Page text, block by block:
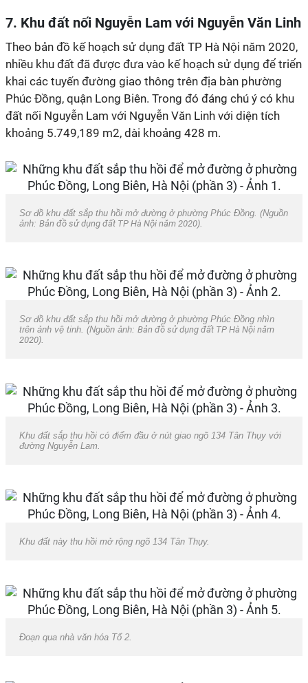
7. Khu đất nối Nguyễn Lam với Nguyễn Văn Linh
Theo bản đồ kế hoạch sử dụng đất TP Hà Nội năm 2020,
nhiều khu đất đã được đưa vào kế hoạch sử dụng để triển
khai các tuyến đường giao thông trên địa bàn phường
Phúc Đồng, quận Long Biên. Trong đó đáng chú ý có khu
đất nối Nguyễn Lam với Nguyễn Văn Linh với diện tích
khoảng 5.749,189 m2, dài khoảng 428 m.
Sơ đồ khu đất sắp thu hồi mở đường ở phường Phúc Đồng. (Nguồn
ảnh: Bản đồ sử dụng đất TP Hà Nội năm 2020).
Sơ đồ khu đất sắp thu hồi mở đường ở phường Phúc Đồng nhìn
trên ảnh vệ tinh. (Nguồn ảnh: Bản đồ sử dụng đất TP Hà Nội năm
2020).
Khu đất sắp thu hồi có điểm đầu ở nút giao ngõ 134 Tân Thụy với
đường Nguyễn Lam.
Khu đất này thu hồi mở rộng ngõ 134 Tân Thụy.
Đoạn qua nhà văn hóa Tổ 2.